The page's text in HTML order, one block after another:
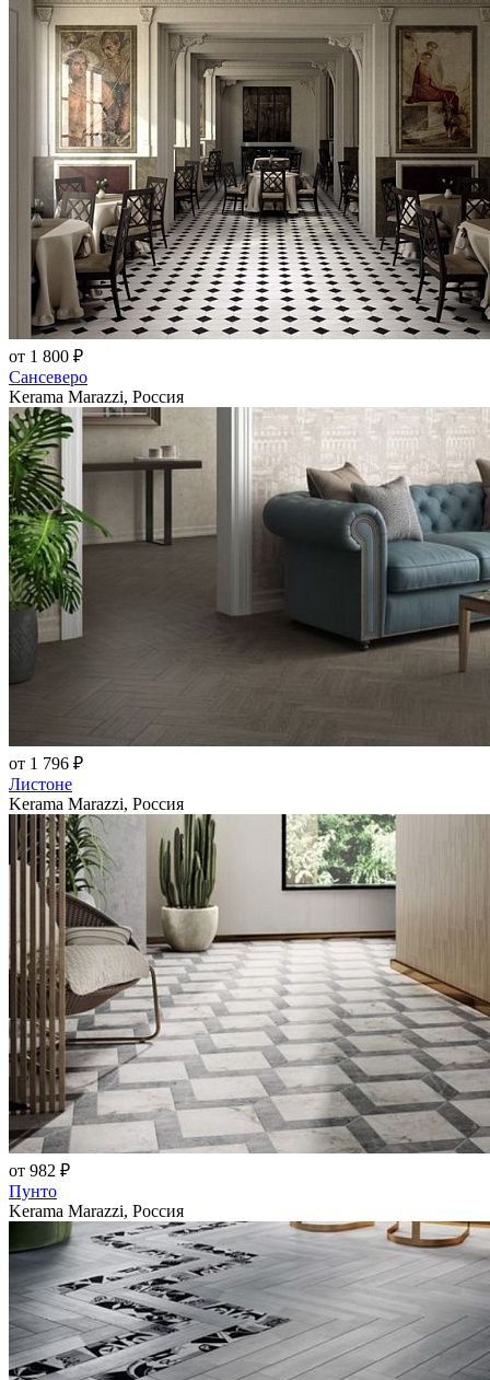
от 1 800 ₽
Сансеверо
Kerama Marazzi, Россия
от 1 796 ₽
Листоне
Kerama Marazzi, Россия
от 982 ₽
Пунто
Kerama Marazzi, Россия